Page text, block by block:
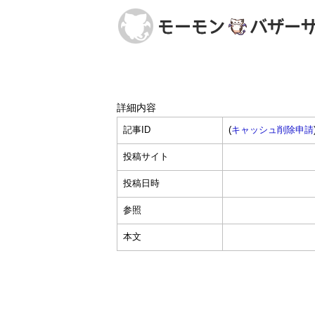
詳細内容
記事ID (キャッシュ削除申請
投稿サイト
投稿日時
参照
本文